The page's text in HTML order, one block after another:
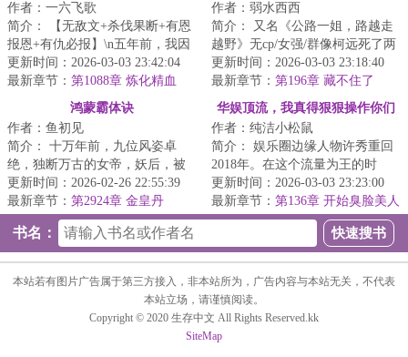
作者：一六飞歌
简介： 【无敌文+杀伐果断+有恩
报恩+有仇必报】\n五年前，我因
护妹心切打断了一个大家族公子...
更新时间：2026-03-03 23:42:04
最新章节： 第1088章 炼化精血
作者：弱水西西
简介： 又名《公路一姐，路越走
越野》无cp/女强/群像柯远死了两
次，重生两次，第三次被拉进了...
更新时间：2026-03-03 23:18:40
最新章节： 第196章 藏不住了
鸿蒙霸体诀
作者：鱼初见
简介： 十万年前，九位风姿卓
绝，独断万古的女帝，妖后，被
封印于鸿蒙金塔之中。
更新时间：2026-02-26 22:55:39
最新章节： 第2924章 金皇丹
华娱顶流，我真得狠狠操作你们
了
作者：纯洁小松鼠
简介： 娱乐圈边缘人物许秀重回
2018年。在这个流量为王的时
代，四大三小如日中天，大花与
小花...
更新时间：2026-03-03 23:23:00
最新章节： 第136章 开始臭脸美人
养成计划（补更求月票求订阅）
书名：
本站若有图片广告属于第三方接入，非本站所为，广告内容与本站无关，不代表
本站立场，请谨慎阅读。
Copyright © 2020 生存中文 All Rights Reserved.kk
SiteMap